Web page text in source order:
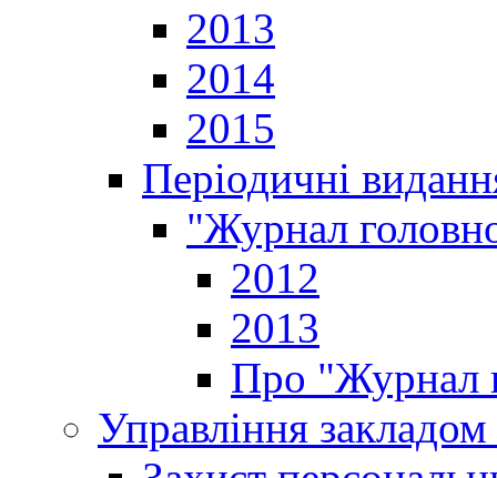
2013
2014
2015
Періодичні
"Журнал
2012
2013
Про "Журнал
Управління